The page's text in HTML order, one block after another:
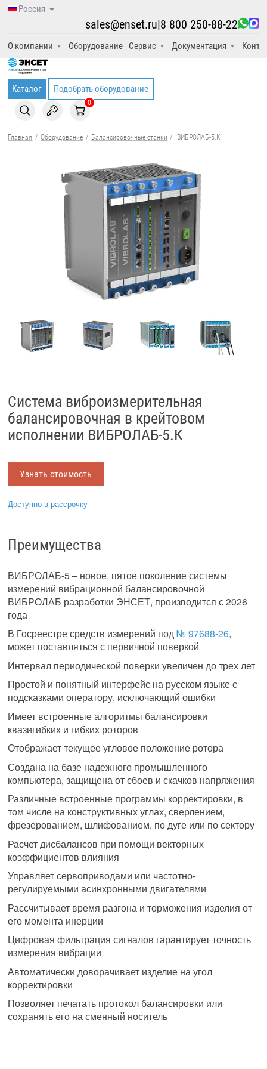
Россия
О компании Оборудование Сервис Документация
sales@enset.ru|8 800 250-88-22
Каталог Подобрать оборудование
0
Главная / Оборудование / Балансировочные станки / ВИБРОЛАБ-5.K
Система виброизмерительная
балансировочная в крейтовом
исполнении ВИБРОЛАБ-5.К
Узнать стоимость
Доступно в рассрочку
Преимущества
ВИБРОЛАБ-5 – новое, пятое поколение системы
измерений вибрационной балансировочной
ВИБРОЛАБ разработки ЭНСЕТ, производится с 2026
года
В Госреестре средств измерений под№ 97688-26,
может поставляться с первичной поверкой
Интервал периодической поверки увеличен до трех лет
Простой и понятный интерфейс на русском языке с
подсказками оператору, исключающий ошибки
Имеет встроенные алгоритмы балансировки
квазигибких и гибких роторов
Отображает текущее угловое положение ротора
Создана на базе надежного промышленного
компьютера, защищена от сбоев и скачков напряжения
Различные встроенные программы корректировки, в
том числе на конструктивных углах, сверлением,
фрезерованием, шлифованием, по дуге или по сектору
Расчет дисбалансов при помощи векторных
коэффициентов влияния
Управляет сервоприводами или частотно-
регулируемыми асинхронными двигателями
Рассчитывает время разгона и торможения изделия от
его момента инерции
Цифровая фильтрация сигналов гарантирует точность
измерения вибрации
Автоматически доворачивает изделие на угол
корректировки
Позволяет печатать протокол балансировки или
сохранять его на сменный носитель